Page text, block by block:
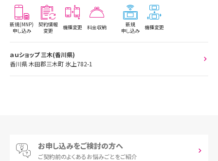
新規(MNP)
申し込み
契約情報
変更
機種変更 料金収納
新規
申し込み
機種変更
ａｕショップ 三木(香川県)
香川県 木田郡三木町 氷上782-1
お申し込みをご検討の方へ
ご契約前のよくあるお悩みごとをご紹介